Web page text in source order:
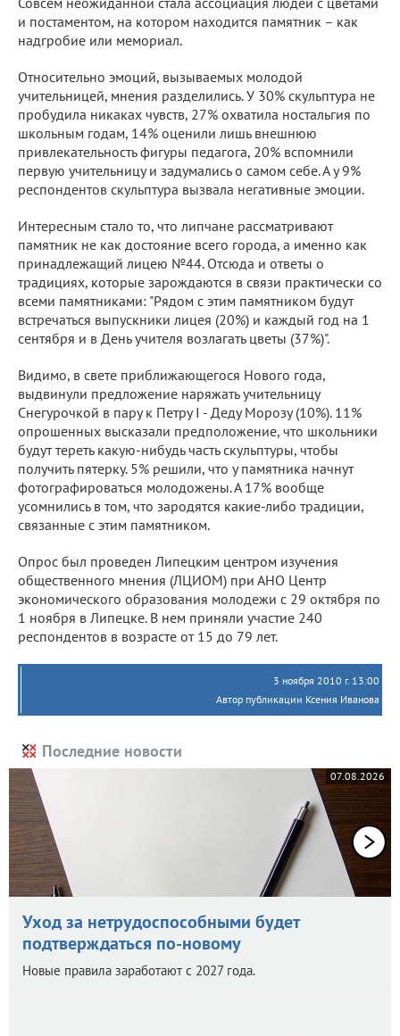
и постаментом, на котором находится памятник – как
надгробие или мемориал.
Относительно эмоций, вызываемых молодой
учительницей, мнения разделились. У 30% скульптура не
пробудила никаках чувств, 27% охватила ностальгия по
школьным годам, 14% оценили лишь внешнюю
привлекательность фигуры педагога, 20% вспомнили
первую учительницу и задумались о самом себе. А у 9%
респондентов скульптура вызвала негативные эмоции.
Интересным стало то, что липчане рассматривают
памятник не как достояние всего города, а именно как
принадлежащий лицею №44. Отсюда и ответы о
традициях, которые зарождаются в связи практически со
всеми памятниками: "Рядом с этим памятником будут
встречаться выпускники лицея (20%) и каждый год на 1
сентября и в День учителя возлагать цветы (37%)".
Видимо, в свете приближающегося Нового года,
выдвинули предложение наряжать учительницу
Снегурочкой в пару к Петру I - Деду Морозу (10%). 11%
опрошенных высказали предположение, что школьники
будут тереть какую-нибудь часть скульптуры, чтобы
получить пятерку. 5% решили, что у памятника начнут
фотографироваться молодожены. А 17% вообще
усомнились в том, что зародятся какие-либо традиции,
связанные с этим памятником.
Опрос был проведен Липецким центром изучения
общественного мнения (ЛЦИОМ) при АНО Центр
экономического образования молодежи с 29 октября по
1 ноября в Липецке. В нем приняли участие 240
респондентов в возрасте от 15 до 79 лет.
3 ноября 2010 г. 13:00
Автор публикации Ксения Иванова
Последние новости
07.08.2026
Уход за нетрудоспособными будет
подтверждаться по-новому
Новые правила заработают с 2027 года.